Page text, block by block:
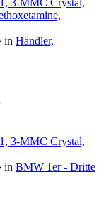
in Händler,
3-MMC Crystal,
in BMW 1er - Dritte